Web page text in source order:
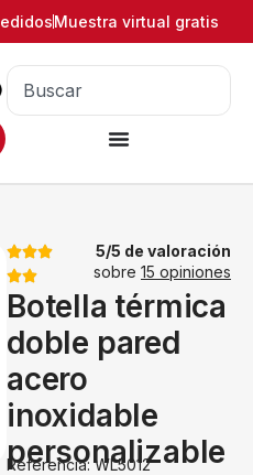
Muestra virtual gratis
5/5 de valoración
sobre 15 opiniones
Botella térmica
doble pared
acero
inoxidable
personalizable
Referencia: WL5012